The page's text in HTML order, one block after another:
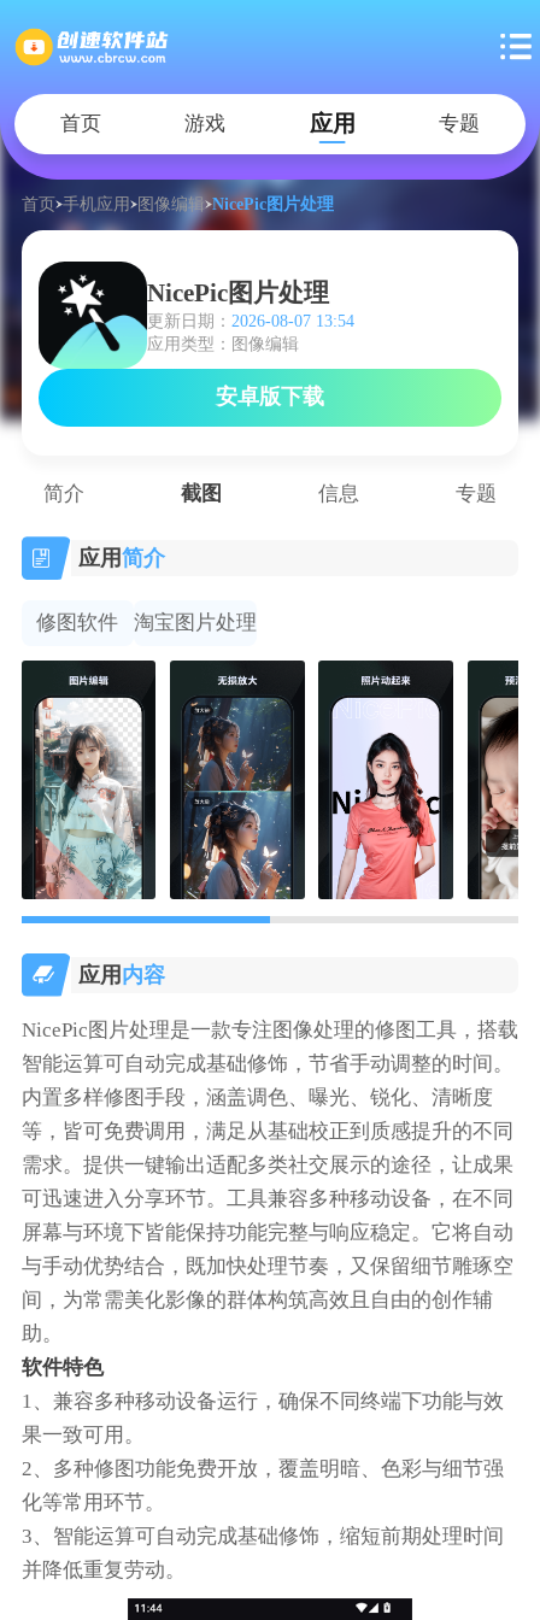
首页 游戏 应用 专题
首页 手机应用 图像编辑 NicePic图片处理
NicePic图片处理
更新日期： 2026-08-07 13:54
应用类型：图像编辑
安卓版下载
简介 截图 信息 专题
应用简介
修图软件 淘宝图片处理
应用 内容
NicePic图片处理是一款专注图像处理的修图工具，搭载
智能运算可自动完成基础修饰，节省手动调整的时间。
内置多样修图手段，涵盖调色、曝光、锐化、清晰度
等，皆可免费调用，满足从基础校正到质感提升的不同
需求。提供一键输出适配多类社交展示的途径，让成果
可迅速进入分享环节。工具兼容多种移动设备，在不同
屏幕与环境下皆能保持功能完整与响应稳定。它将自动
与手动优势结合，既加快处理节奏，又保留细节雕琢空
间，为常需美化影像的群体构筑高效且自由的创作辅
助。
软件特色
1、兼容多种移动设备运行，确保不同终端下功能与效
果一致可用。
2、多种修图功能免费开放，覆盖明暗、色彩与细节强
化等常用环节。
3、智能运算可自动完成基础修饰，缩短前期处理时间
并降低重复劳动。